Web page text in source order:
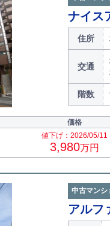
ナイス
住所
交通
階数
価格
値下げ：2026/05/11
3,980万円
中古マンシ
アルフ